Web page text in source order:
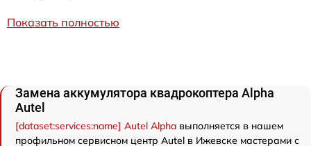
Показать полностью
Замена аккумулятора квадрокоптера Alpha
Autel
[dataset:services:name] Autel Alpha выполняется в нашем
профильном сервисном центр Autel в Ижевске мастерами с